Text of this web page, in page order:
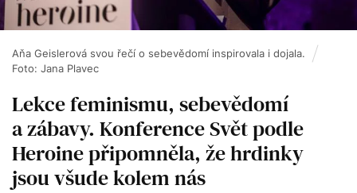
Aňa Geislerová svou řečí o sebevědomí inspirovala i dojala.
Foto: Jana Plavec
Lekce feminismu, sebevědomí
a zábavy. Konference Svět podle
Heroine připomněla, že hrdinky
jsou všude kolem nás